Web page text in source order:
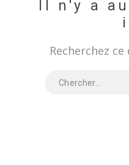
Il n'y a
Recherchez